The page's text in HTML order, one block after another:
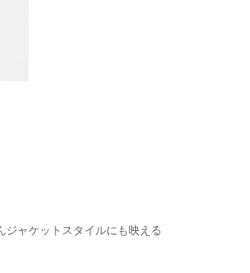
ャケットスタイルにも映える